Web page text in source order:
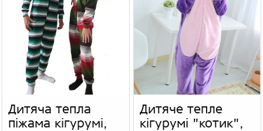
Дитяча тепла
піжама кігурумі,
Дитяче тепле
кігурумі "котик",